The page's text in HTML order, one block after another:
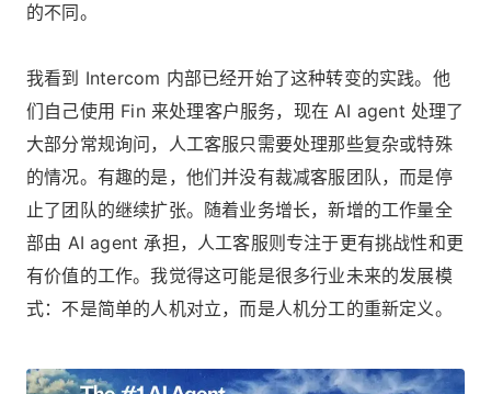
的不同。
我看到 Intercom 内部已经开始了这种转变的实践。他
们自己使用 Fin 来处理客户服务，现在 AI agent 处理了
大部分常规询问，人工客服只需要处理那些复杂或特殊
的情况。有趣的是，他们并没有裁减客服团队，而是停
止了团队的继续扩张。随着业务增长，新增的工作量全
部由 AI agent 承担，人工客服则专注于更有挑战性和更
有价值的工作。我觉得这可能是很多行业未来的发展模
式：不是简单的人机对立，而是人机分工的重新定义。